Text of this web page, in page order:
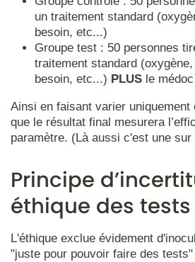
un traitement standard
besoin, etc...)
Groupe test : 50 personnes
traitement standard
besoin, etc...) PLUS le
Ainsi en faisant varier
que le résultat final mesurera
paramètre. (Là aussi c'est une
Principe
éthique des tests
L'éthique exclue évidement
"juste pour pouvoir faire des